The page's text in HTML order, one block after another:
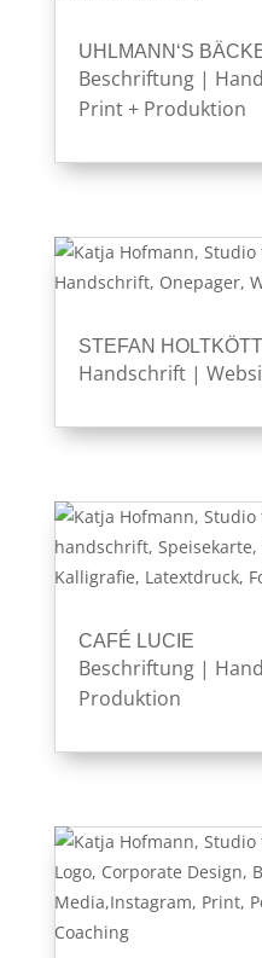
UHLMANN‘S
Beschriftung|
Print + Produktion
STEFAN
Handschrift|
CAFÉ LUCIE
Beschriftung|
Produktion